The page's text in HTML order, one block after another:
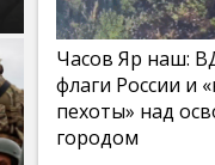
Часов Яр наш:
флаги России и
пехоты» над
городом